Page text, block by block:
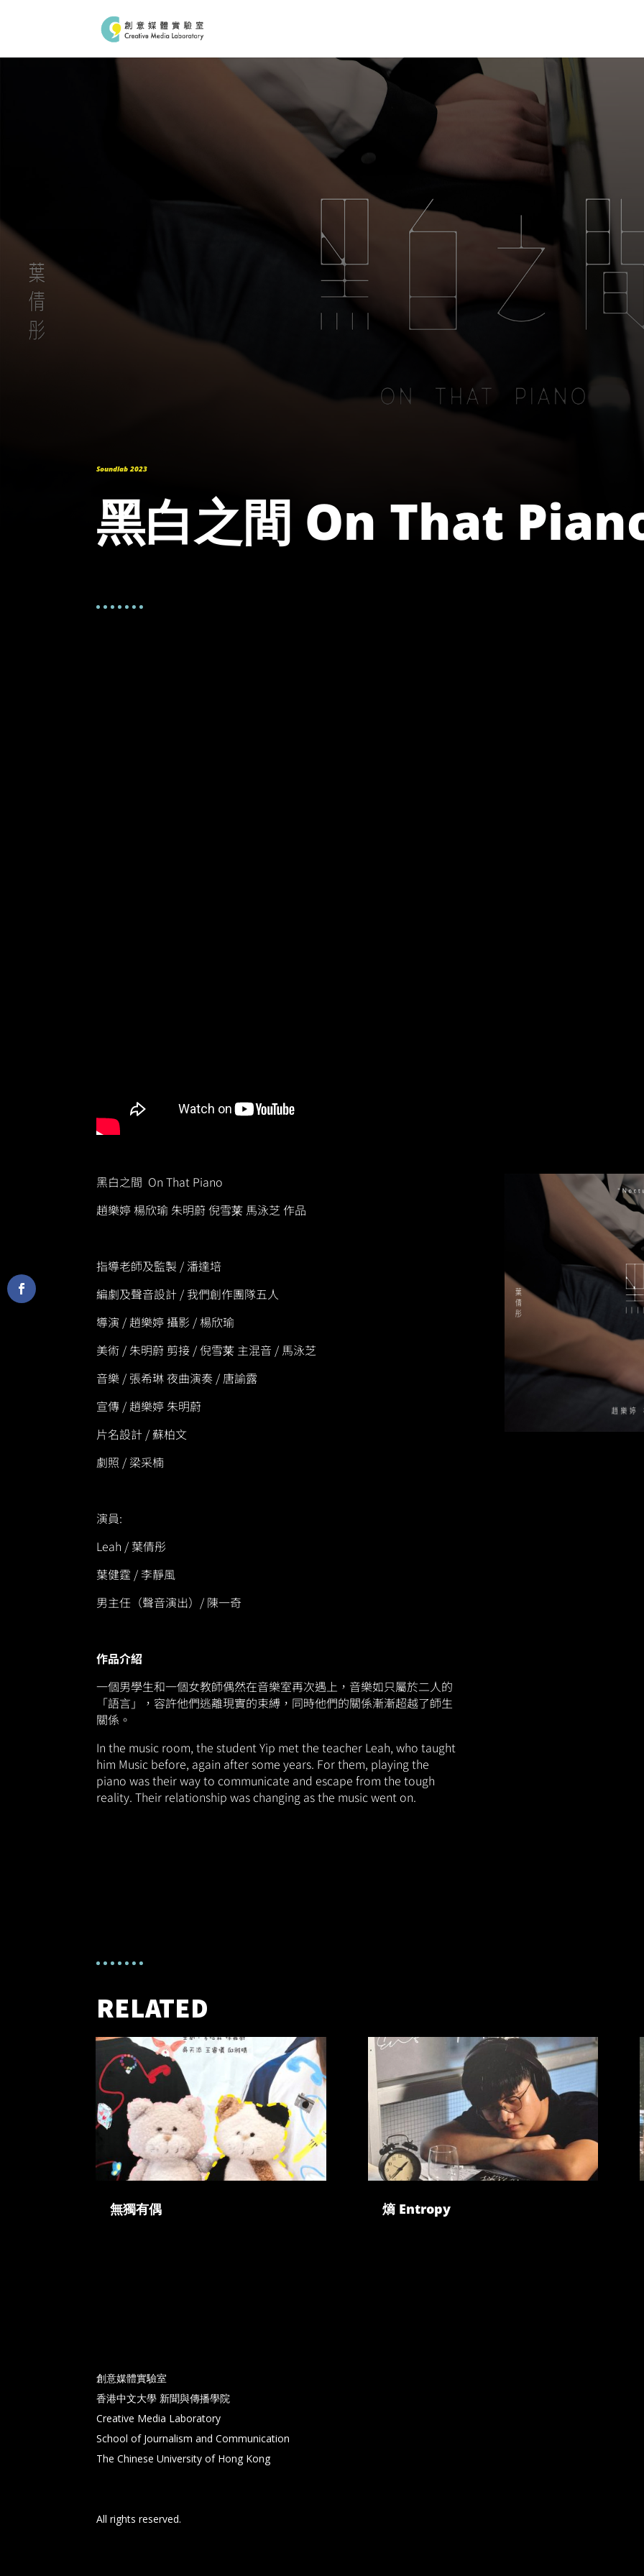
Soundlab 2023
黑白之間 On That
黑白之間 On That Piano
趙樂婷 楊欣瑜 朱明蔚 倪雪莱 馬泳芝 作品
指導老師及監製 / 潘達培
編劇及聲音設計 / 我們創作團隊五人
導演 / 趙樂婷 攝影 / 楊欣瑜
美術 / 朱明蔚 剪接 / 倪雪莱 主混音 / 馬泳芝
音樂 / 張希琳 夜曲演奏 / 唐諭露
宣傳 / 趙樂婷 朱明蔚
片名設計 / 蘇柏文
劇照 / 梁采楠
演員:
Leah / 葉倩彤
葉健霆 / 李靜風
男主任（聲音演出）/ 陳一奇
作品介紹
一個男學生和一個女教師偶然在音樂室再次遇上，音樂如只屬於二人的
「語言」，容許他們逃離現實的束縛，同時他們的關係漸漸超越了師生
關係。
In the music room, the student Yip met the teacher Leah, who taught
him Music before, again after some years. For them, playing the
piano was their way to communicate and escape from the tough
reality. Their relationship was changing as the music went on.
RELATED
無獨有偶 熵 Entropy
創意媒體實驗室
香港中文大學 新聞與傳播學院
Creative Media Laboratory
School of Journalism and Communication
The Chinese University of Hong Kong
All rights reserved.